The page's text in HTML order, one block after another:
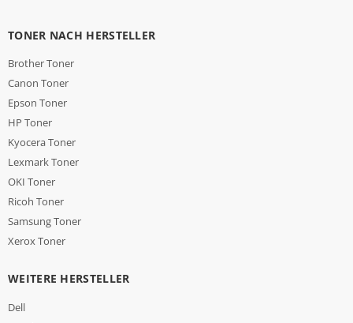
TONER NACH HERSTELLER
Brother Toner
Canon Toner
Epson Toner
HP Toner
Kyocera Toner
Lexmark Toner
OKI Toner
Ricoh Toner
Samsung Toner
Xerox Toner
WEITERE HERSTELLER
Dell